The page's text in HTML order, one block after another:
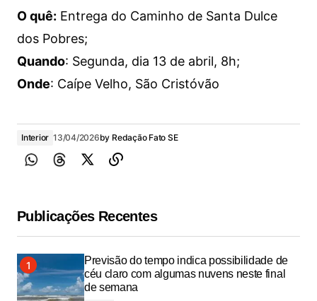
O quê: Entrega do Caminho de Santa Dulce
dos Pobres;
Quando: Segunda, dia 13 de abril, 8h;
Onde: Caípe Velho, São Cristóvão
Interior 13/04/2026by Redação Fato SE
Publicações Recentes
Previsão do tempo indica possibilidade de
céu claro com algumas nuvens neste final
de semana